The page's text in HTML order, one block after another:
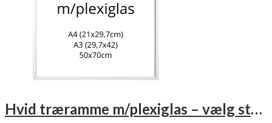
Hvid træramme m/plexiglas – vælg størrelse